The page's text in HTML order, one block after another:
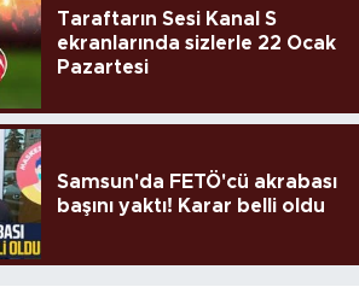
Taraftarın Sesi Kanal S
ekranlarında sizlerle 22 Ocak
Pazartesi
Samsun'da FETÖ'cü akrabası
başını yaktı! Karar belli oldu